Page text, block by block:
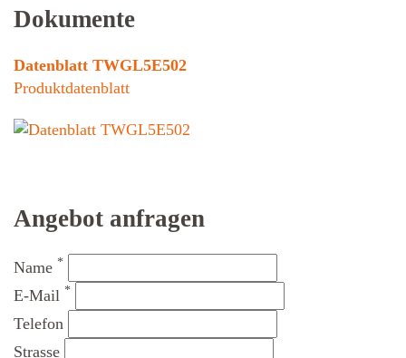
Dokumente
Datenblatt TWGL5E502
Produktdatenblatt
Angebot anfragen
Name *
E-Mail *
Telefon
Strasse